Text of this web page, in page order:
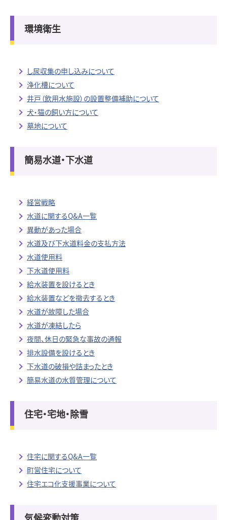
環境衛生
し尿収集の申し込みについて
浄化槽について
井戸（飲用水施設）の設置整備補助について
犬・猫の飼い方について
墓地について
簡易水道・下水道
経営戦略
水道に関するQ&A一覧
異動があった場合
水道及び下水道料金の支払方法
水道使用料
下水道使用料
給水装置を設けるとき
給水装置などを撤去するとき
水道が故障した場合
水道が凍結したら
夜間、休日の緊急な事故の通報
排水設備を設けるとき
下水道の破損や詰まったとき
簡易水道の水質管理について
住宅・宅地・除雪
住宅に関するQ&A一覧
町営住宅について
住宅エコ化支援事業について